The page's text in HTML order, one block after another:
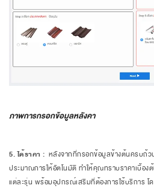
ภาพการกรอกข้อมูลหลังคา
5. ได้ราคา : หลังจากที่กรอกข้อมูลข้างต้นครบถ้ว
ประมาณการให้อัตโนมัติ ทำให้คุณทราบราคาเบื้อง
แต่ละรุ่น พร้อมอุปกรณ์เสริมที่ต้องการใช้บริการ โ